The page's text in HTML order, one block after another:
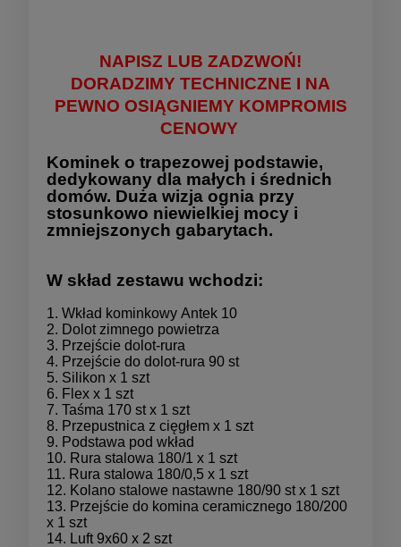
NAPISZ LUB ZADZWOŃ!
DORADZIMY TECHNICZNE I NA
PEWNO OSIĄGNIEMY KOMPROMIS
CENOWY
Kominek o trapezowej podstawie,
dedykowany dla małych i średnich
domów. Duża wizja ognia przy
stosunkowo niewielkiej mocy i
zmniejszonych gabarytach.
W skład zestawu wchodzi:
1. Wkład kominkowy Antek 10
2. Dolot zimnego powietrza
3. Przejście dolot-rura
4. Przejście do dolot-rura 90 st
5. Silikon x 1 szt
6. Flex x 1 szt
7. Taśma 170 st x 1 szt
8. Przepustnica z cięgłem x 1 szt
9. Podstawa pod wkład
10. Rura stalowa 180/1 x 1 szt
11. Rura stalowa 180/0,5 x 1 szt
12. Kolano stalowe nastawne 180/90 st x 1 szt
13. Przejście do komina ceramicznego 180/200
x 1 szt
14. Luft 9x60 x 2 szt